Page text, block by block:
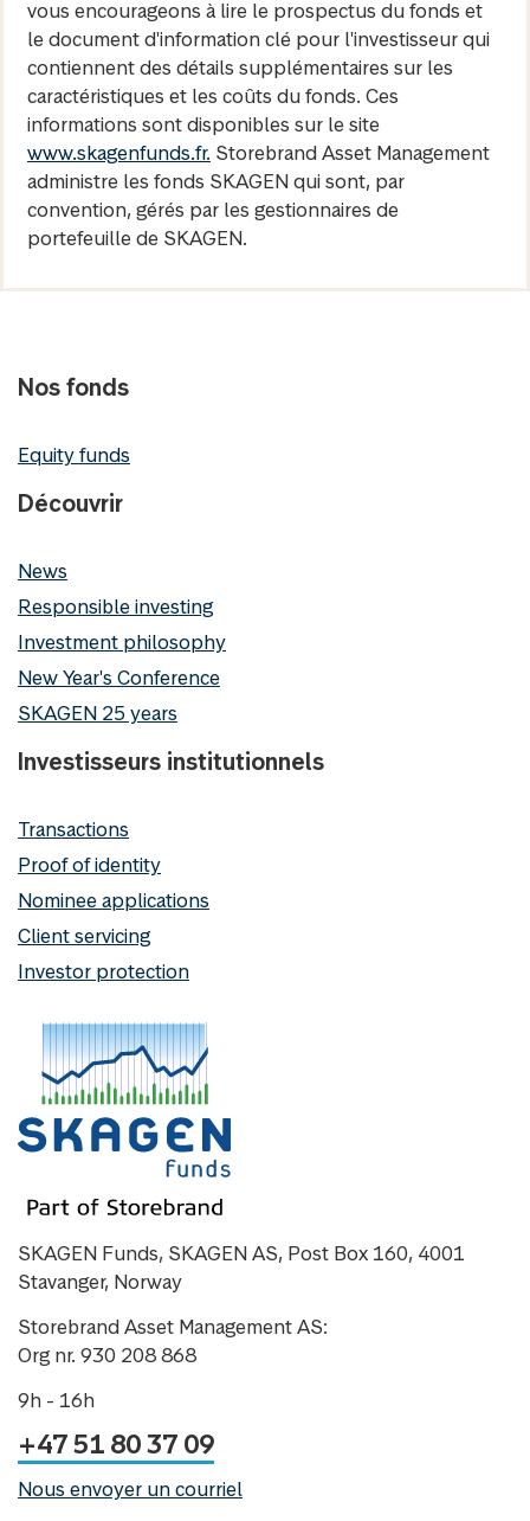
vous encourageons à lire le prospectus du fonds et
le document d'information clé pour l'investisseur qui
contiennent des détails supplémentaires sur les
caractéristiques et les coûts du fonds. Ces
informations sont disponibles sur le site
www.skagenfunds.fr. Storebrand Asset Management
administre les fonds SKAGEN qui sont, par
convention, gérés par les gestionnaires de
portefeuille de SKAGEN.
Nos fonds
Equity funds
Découvrir
News
Responsible investing
Investment philosophy
New Year's Conference
SKAGEN 25 years
Investisseurs institutionnels
Transactions
Proof of identity
Nominee applications
Client servicing
Investor protection
SKAGEN Funds, SKAGEN AS, Post Box 160, 4001
Stavanger, Norway
Storebrand Asset Management AS:
Org nr. 930 208 868
9h - 16h
+47 51 80 37 09
Nous envoyer un courriel